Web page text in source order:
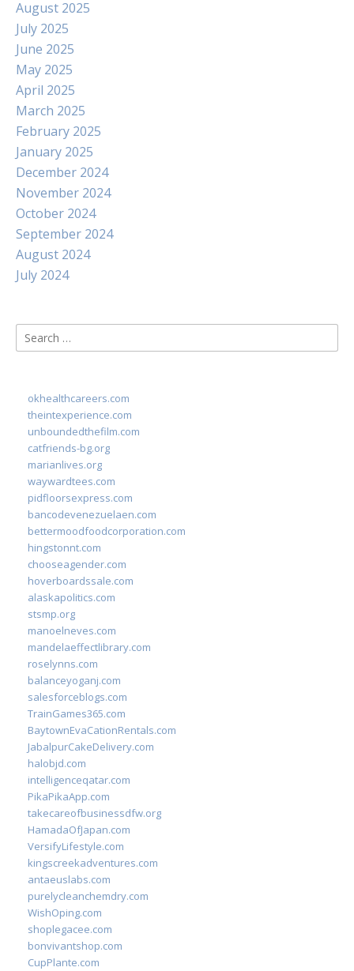
August 2025
July 2025
June 2025
May 2025
April 2025
March 2025
February 2025
January 2025
December 2024
November 2024
October 2024
September 2024
August 2024
July 2024
Search
for:
okhealthcareers.com
theintexperience.com
unboundedthefilm.com
catfriends-bg.org
marianlives.org
waywardtees.com
pidfloorsexpress.com
bancodevenezuelaen.com
bettermoodfoodcorporation.com
hingstonnt.com
chooseagender.com
hoverboardssale.com
alaskapolitics.com
stsmp.org
manoelneves.com
mandelaeffectlibrary.com
roselynns.com
balanceyoganj.com
salesforceblogs.com
TrainGames365.com
BaytownEvaCationRentals.com
JabalpurCakeDelivery.com
halobjd.com
intelligenceqatar.com
PikaPikaApp.com
takecareofbusinessdfw.org
HamadaOfJapan.com
VersifyLifestyle.com
kingscreekadventures.com
antaeuslabs.com
purelycleanchemdry.com
WishOping.com
shoplegacee.com
bonvivantshop.com
CupPlante.com